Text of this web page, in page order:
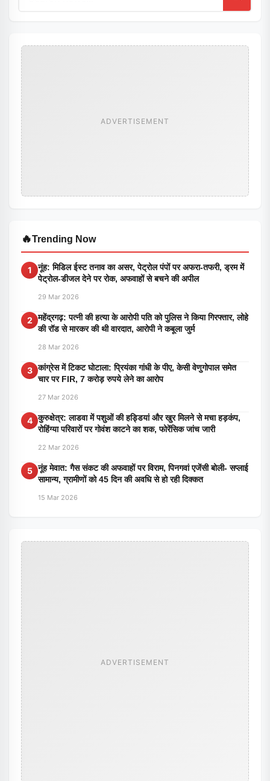
ADVERTISEMENT
🔥Trending Now
1
नूंह: मिडिल ईस्ट तनाव का असर, पेट्रोल पंपों पर अफरा-तफरी, ड्रम में
पेट्रोल-डीजल देने पर रोक, अफवाहों से बचने की अपील
29 Mar 2026
2
महेंद्रगढ़: पत्नी की हत्या के आरोपी पति को पुलिस ने किया गिरफ्तार, लोहे
की रॉड से मारकर की थी वारदात, आरोपी ने कबूला जुर्म
28 Mar 2026
3 कांग्रेस में टिकट घोटाला: प्रियंका गांधी के पीए, केसी वेणुगोपाल समेत
चार पर FIR, 7 करोड़ रुपये लेने का आरोप
27 Mar 2026
4 कुरुक्षेत्र: लाडवा में पशुओं की हड्डियां और खुर मिलने से मचा हड़कंप,
रोहिंग्या परिवारों पर गोवंश काटने का शक, फोरेंसिक जांच जारी
22 Mar 2026
5 नूंह मेवात: गैस संकट की अफवाहों पर विराम, पिनगवां एजेंसी बोली- सप्लाई
सामान्य, ग्रामीणों को 45 दिन की अवधि से हो रही दिक्कत
15 Mar 2026
ADVERTISEMENT